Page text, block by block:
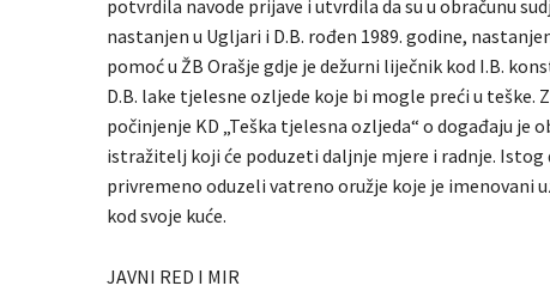
potvrdila navode prijave i utvrdila da su u obračunu
nastanjen u Ugljari i D.B. rođen 1989. godine,
pomoć u ŽB Orašje gdje je dežurni liječnik kod I.B.
D.B. lake tjelesne ozljede koje bi mogle preći u teške.
počinjenje KD „Teška tjelesna ozljeda“ o događaju
istražitelj koji će poduzeti daljnje mjere i radnje. Istog
privremeno oduzeli vatreno oružje koje je imenovani
kod svoje kuće.
JAVNI RED I MIR